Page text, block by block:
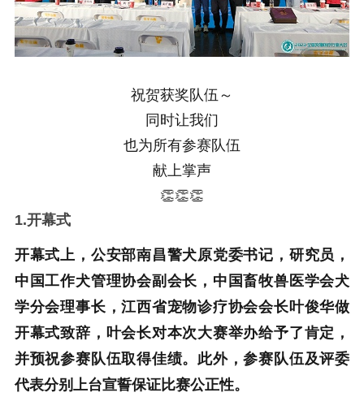
祝贺获奖队伍～
同时让我们
也为所有参赛队伍
献上掌声
👏👏👏
1.开幕式
开幕式上，公安部南昌警犬原党委书记，研究员，
中国工作犬管理协会副会长，中国畜牧兽医学会犬
学分会理事长，江西省宠物诊疗协会会长叶俊华做
开幕式致辞，叶会长对本次大赛举办给予了肯定，
并预祝参赛队伍取得佳绩。此外，参赛队伍及评委
代表分别上台宣誓保证比赛公正性。